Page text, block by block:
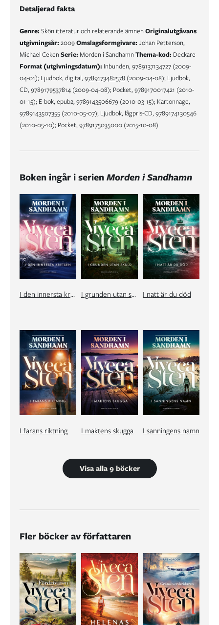
Detaljerad fakta
Genre: Skönlitteratur och relaterande ämnen Originalutgåvans
utgivningsår: 2009Omslagsformgivare: Johan Petterson,
Michael Ceken Serie: Morden i Sandhamn Thema-kod: Deckare
Format (utgivningsdatum): Inbunden, 9789137134727 (2009-
04-01); Ljudbok, digital,9789173482578 (2009-04-08); Ljudbok,
CD, 9789179537814 (2009-04-08); Pocket, 9789170017421 (2010-
01-15); E-bok, epub2, 9789143506679 (2010-03-15); Kartonnage,
9789143507355 (2010-05-07); Ljudbok, lågpris-CD, 9789174130546
(2010-05-10); Pocket, 9789175035000 (2015-10-08)
Boken ingår i serienMorden i Sandhamn
I den innersta kretsen I grunden utan skuld I natt är du död
I farans riktning I maktens skugga I sanningens namn
Visa alla 9 böcker
Fler böcker av författaren